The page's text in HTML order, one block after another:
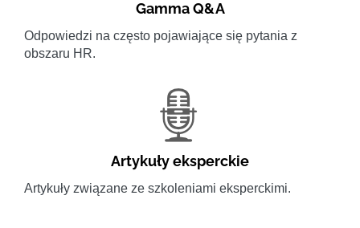
Gamma Q&A
Odpowiedzi na często pojawiające się pytania z
obszaru HR.
Artykuły eksperckie
Artykuły związane ze szkoleniami eksperckimi.